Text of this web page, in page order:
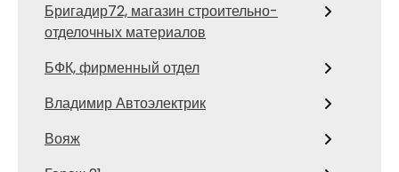
Бригадир72, магазин строительно-
отделочных материалов
БФК, фирменный отдел
Владимир Автоэлектрик
Вояж